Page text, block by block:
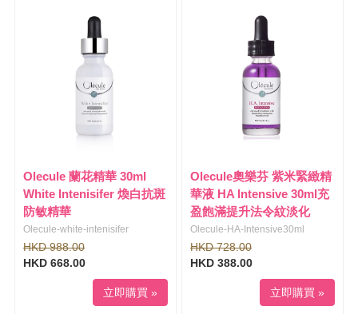
Olecule 蘭花精華 30ml
White Intenisifer 煥白抗斑
防敏精華
Olecule-white-intenisifer
HKD 988.00
HKD 668.00
立即購買 »
Olecule奧樂芬 紫米緊緻精
華液 HA Intensive 30ml充
盈飽滿提升法令紋淡化
Olecule-HA-Intensive30ml
HKD 728.00
HKD 388.00
立即購買 »